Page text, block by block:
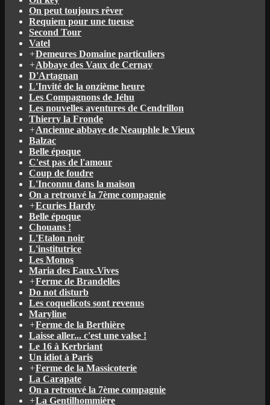
On peut toujours rêver
Requiem pour une tueuse
Second Tour
Vatel
+Demeures Domaine particuliers
+Abbaye des Vaux de Cernay
D'Artagnan
L'Invité de la onzième heure
Les Compagnons de Jéhu
Les nouvelles aventures de Cendrillon
Thierry la Fronde
+Ancienne abbaye de Neauphle le Vieux
Balzac
Belle époque
C'est pas de l'amour
Coup de foudre
L'Inconnu dans la maison
On a retrouvé la 7ème compagnie
+Ecuries Hardy
Belle époque
Chouans !
L'Etalon noir
L'institutrice
Les Monos
Maria des Eaux-Vives
+Ferme de Brandelles
Do not disturb
Les coquelicots sont revenus
Maryline
+Ferme de la Berthière
Laisse aller... c'est une valse !
Le 16 à Kerbriant
Un idiot à Paris
+Ferme de la Massicoterie
La Carapate
On a retrouvé la 7ème compagnie
+La Gentilhommière